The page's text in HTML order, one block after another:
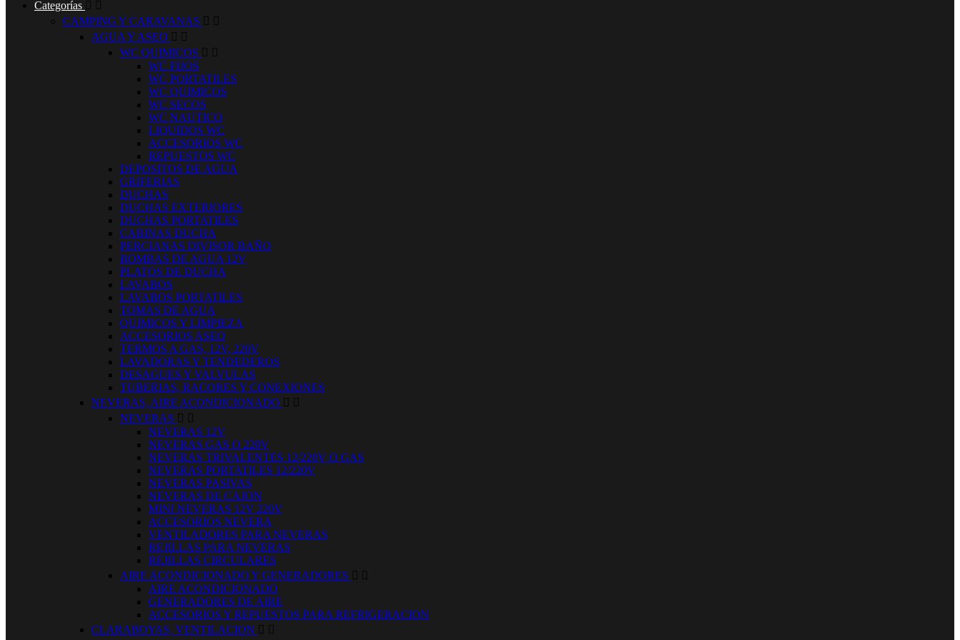
Categorías  
CAMPING Y CARAVANAS  
AGUA Y ASEO  
WC QUIMICOS  
WC FIJOS
WC PORTATILES
WC QUIMICOS
WC SECOS
WC NAUTICO
LIQUIDOS WC
ACCESORIOS WC
REPUESTOS WC
DEPOSITOS DE AGUA
GRIFERIAS
DUCHAS
DUCHAS EXTERIORES
DUCHAS PORTATILES
CABINAS DUCHA
PERCIANAS DIVISOR BAÑO
BOMBAS DE AGUA 12V
PLATOS DE DUCHA
LAVABOS
LAVABOS PORTATILES
TOMAS DE AGUA
QUIMICOS Y LIMPIEZA
ACCESORIOS ASEO
TERMOS A GAS, 12V, 220V
LAVADORAS Y TENDEDEROS
DESAGUES Y VALVULAS
TUBERIAS, RACORES Y CONEXIONES
NEVERAS, AIRE ACONDICIONADO  
NEVERAS  
NEVERAS 12V
NEVERAS GAS O 220V
NEVERAS TRIVALENTES 12/220V O GAS
NEVERAS PORTATILES 12/220V
NEVERAS PASIVAS
NEVERAS DE CAJON
MINI NEVERAS 12V 220V
ACCESORIOS NEVERA
VENTILADORES PARA NEVERAS
REJILLAS PARA NEVERAS
REJILLAS CIRCULARES
AIRE ACONDICIONADO Y GENERADORES  
AIRE ACONDICIONADO
GENERADORES DE AIRE
ACCESORIOS Y REPUESTOS PARA REFRIGERACION
CLARABOYAS, VENTILACION  